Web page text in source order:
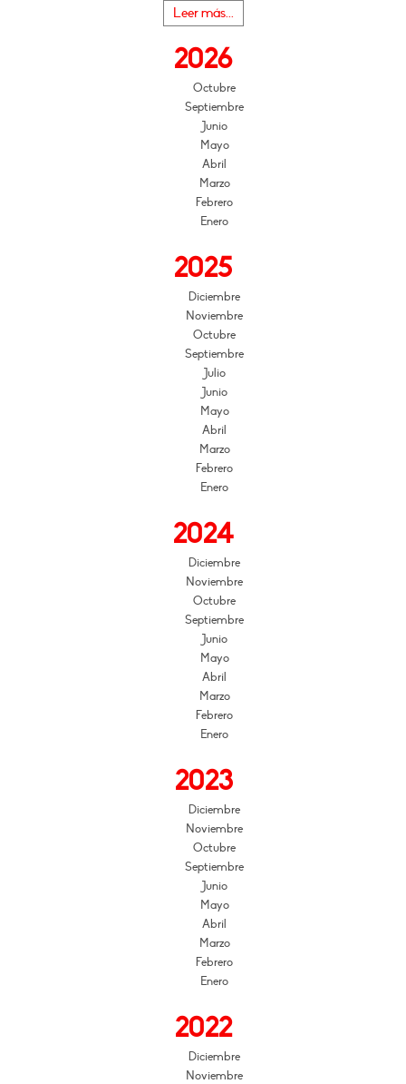
Leer más...
2026
Octubre
Septiembre
Junio
Mayo
Abril
Marzo
Febrero
Enero
2025
Diciembre
Noviembre
Octubre
Septiembre
Julio
Junio
Mayo
Abril
Marzo
Febrero
Enero
2024
Diciembre
Noviembre
Octubre
Septiembre
Junio
Mayo
Abril
Marzo
Febrero
Enero
2023
Diciembre
Noviembre
Octubre
Septiembre
Junio
Mayo
Abril
Marzo
Febrero
Enero
2022
Diciembre
Noviembre